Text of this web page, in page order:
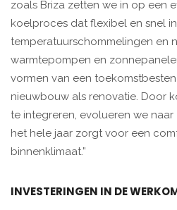
zoals Briza zetten we in op een
koelproces dat flexibel en snel
temperatuurschommelingen en
warmtepompen en
vormen van een
nieuwbouw als renovatie. Door
te integreren, evolueren we
het hele jaar zorgt voor een
binnenklimaat.”
INVESTERINGEN IN DE